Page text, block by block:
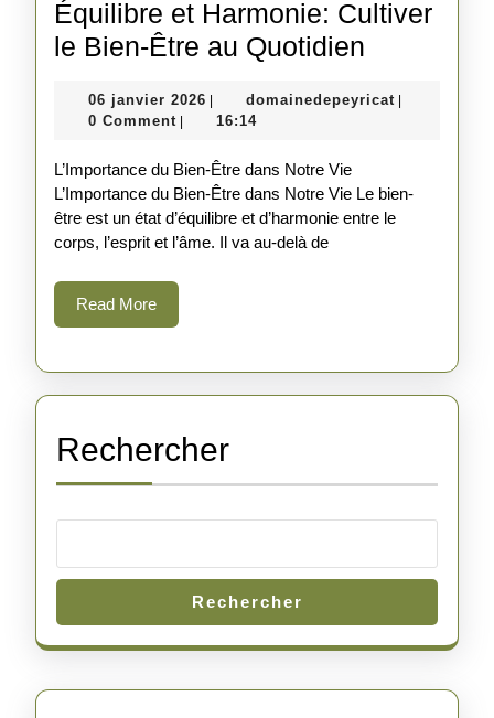
Équilibre et Harmonie: Cultiver
le Bien-Être au Quotidien
Harmonie:
Bien-
06 janvier 2026 06
janvier
| domainedepeyricat |
0 Comment | 16:14
L’Importance du Bien-Être dans Notre Vie
L’Importance du Bien-Être dans Notre Vie Le bien-
être est un état d’équilibre et d’harmonie entre le
corps, l’esprit et l’âme. Il va au-delà de
Read MoreRead
More
Rechercher
Rechercher